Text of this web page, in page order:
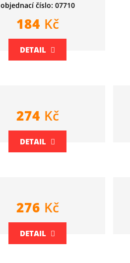
objednací číslo: 07710
184 Kč
DETAIL
274 Kč
DETAIL
276 Kč
DETAIL